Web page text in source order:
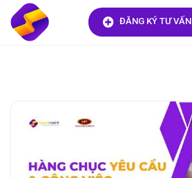
ĐĂNG KÝ TƯ VẤN